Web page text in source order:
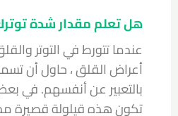
هل تعلم مقدار شدة
عندما تتورط في التوتر
أعراض القلق ، حاول أن
بالتعبير عن أنفسهم. في